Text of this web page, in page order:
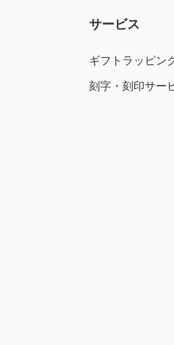
サービス
ギフトラッピン
刻字・刻印サー